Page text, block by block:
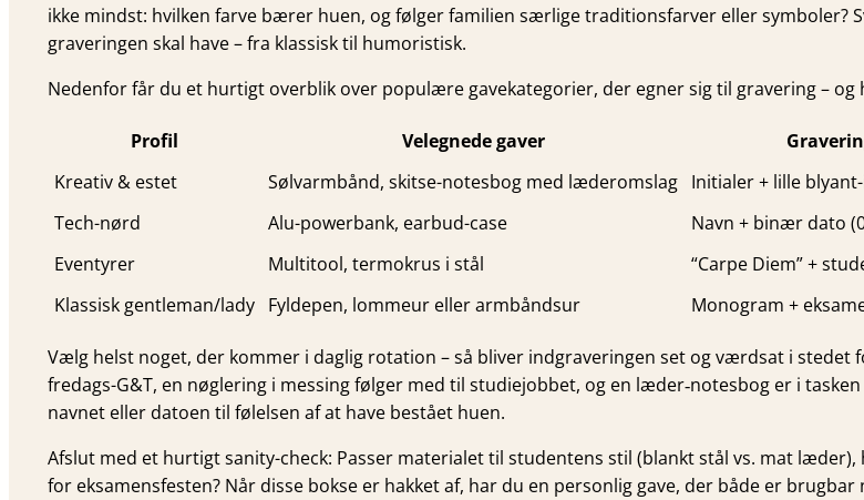
ikke mindst: hvilken farve bærer huen, og følger familien særlige traditions­farver eller symboler?
graveringen skal have – fra klassisk til humoristisk.
Nedenfor får du et hurtigt overblik over populære gavekategorier, der egner sig til gravering –
Profil Velegnede gaver
Kreativ & estet
Sølvarmbånd, skitse-notesbog med læderomslag Initialer + lille
Tech-nørd
Alu-powerbank, earbud-case
Navn + binær dato
Eventyrer
Multitool, termokrus i stål
“Carpe Diem” +
Klassisk gentleman/lady Fyldepen, lommeur eller armbåndsur Monogram +
Vælg helst noget, der kommer i daglig rotation – så bliver indgraveringen set og værdsat i stedet
fredags-G&T, en nøgle­ring i messing følger med til studiejobbet, og en læder‐notesbog er i
navnet eller datoen til følelsen af at have bestået huen.
Afslut med et hurtigt sanity-check: Passer materialet til studentens stil (blankt stål vs. mat
for eksamensfesten? Når disse bokse er hakket af, har du en personlig gave, der både er